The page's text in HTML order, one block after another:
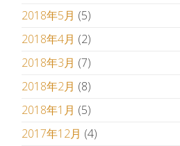
2018年5月 (5)
2018年4月 (2)
2018年3月 (7)
2018年2月 (8)
2018年1月 (5)
2017年12月 (4)